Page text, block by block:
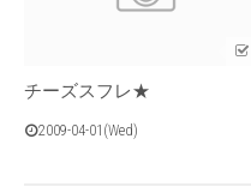
チーズスフレ★
2009-04-01(Wed)